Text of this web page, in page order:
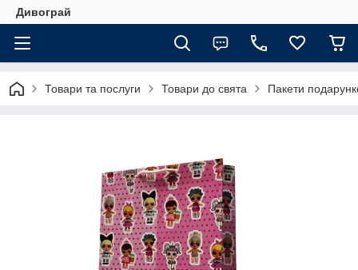
Дивограй
Товари та послуги Товари до свята Пакети